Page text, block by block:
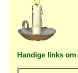
Handige links om